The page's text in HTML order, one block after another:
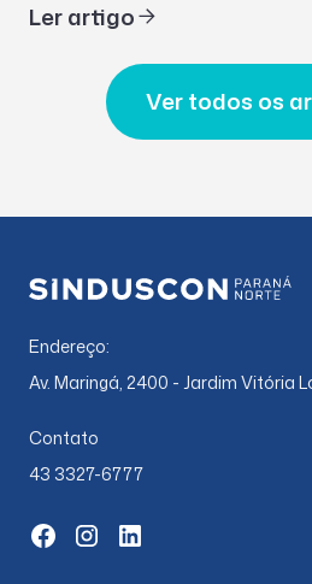
Ler artigo
Ver todos os
Endereço:
Av. Maringá, 2400 - Jardim Vitória
Contato
43 3327-6777